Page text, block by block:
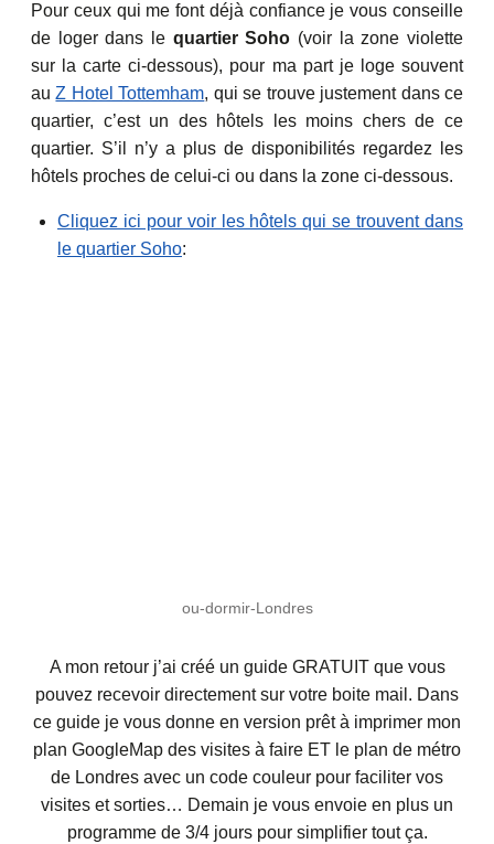
Pour ceux qui me font déjà confiance je vous conseille
de loger dans le quartier Soho (voir la zone violette
sur la carte ci-dessous), pour ma part je loge souvent
auZ Hotel Tottemham, qui se trouve justement dans ce
quartier, c’est un des hôtels les moins chers de ce
quartier. S’il n’y a plus de disponibilités regardez les
hôtels proches de celui-ci ou dans la zone ci-dessous.
Cliquez ici pour voir les hôtels qui se trouvent dans
le quartier Soho:
ou-dormir-Londres
A mon retour j’ai créé un guide GRATUIT que vous
pouvez recevoir directement sur votre boite mail. Dans
ce guide je vous donne en version prêt à imprimer mon
plan GoogleMap des visites à faire ET le plan de métro
de Londres avec un code couleur pour faciliter vos
visites et sorties… Demain je vous envoie en plus un
programme de 3/4 jours pour simplifier tout ça.